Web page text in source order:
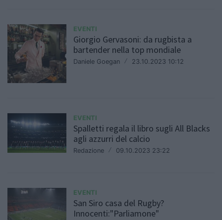
EVENTI
Giorgio Gervasoni: da rugbista a
bartender nella top mondiale
Daniele Goegan / 23.10.2023 10:12
EVENTI
Spalletti regala il libro sugli All Blacks
agli azzurri del calcio
Redazione / 09.10.2023 23:22
EVENTI
San Siro casa del Rugby?
Innocenti:"Parliamone"